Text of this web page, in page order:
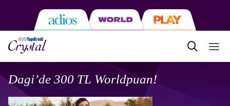
Dagi’de 300 TL Worldpuan!